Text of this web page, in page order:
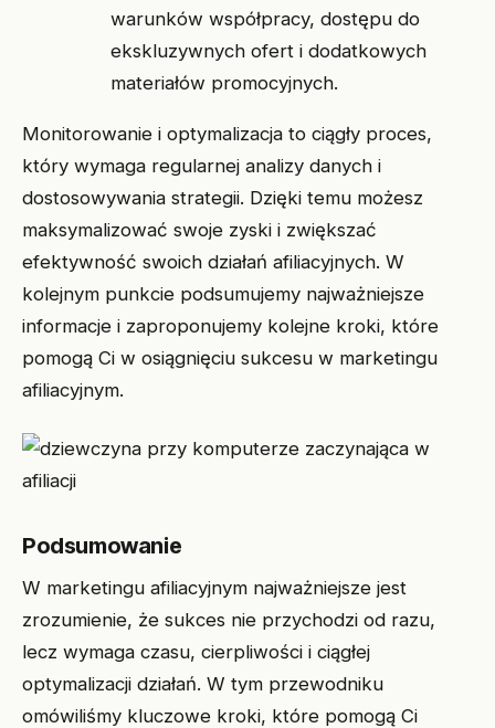
warunków współpracy, dostępu do
ekskluzywnych ofert i dodatkowych
materiałów promocyjnych.
Monitorowanie i optymalizacja to ciągły proces,
który wymaga regularnej analizy danych i
dostosowywania strategii. Dzięki temu możesz
maksymalizować swoje zyski i zwiększać
efektywność swoich działań afiliacyjnych. W
kolejnym punkcie podsumujemy najważniejsze
informacje i zaproponujemy kolejne kroki, które
pomogą Ci w osiągnięciu sukcesu w marketingu
afiliacyjnym.
Podsumowanie
W marketingu afiliacyjnym najważniejsze jest
zrozumienie, że sukces nie przychodzi od razu,
lecz wymaga czasu, cierpliwości i ciągłej
optymalizacji działań. W tym przewodniku
omówiliśmy kluczowe kroki, które pomogą Ci